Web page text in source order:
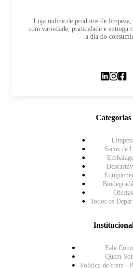
Loja online de produtos de limpeza,
com variedade, praticidade e entrega
a dia do
Categorias
Sacos de
Ofertas
Todos os
Fale
Quem
Política de frete -